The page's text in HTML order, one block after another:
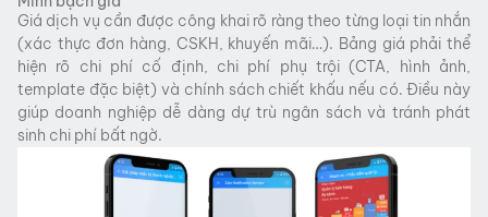
Giá dịch vụ cần được công khai rõ ràng theo từng loại tin nhắn
(xác thực đơn hàng, CSKH, khuyến mãi…). Bảng giá phải thể
hiện rõ chi phí cố định, chi phí phụ trội (CTA, hình ảnh,
template đặc biệt) và chính sách chiết khấu nếu có. Điều này
giúp doanh nghiệp dễ dàng dự trù ngân sách và tránh phát
sinh chi phí bất ngờ.